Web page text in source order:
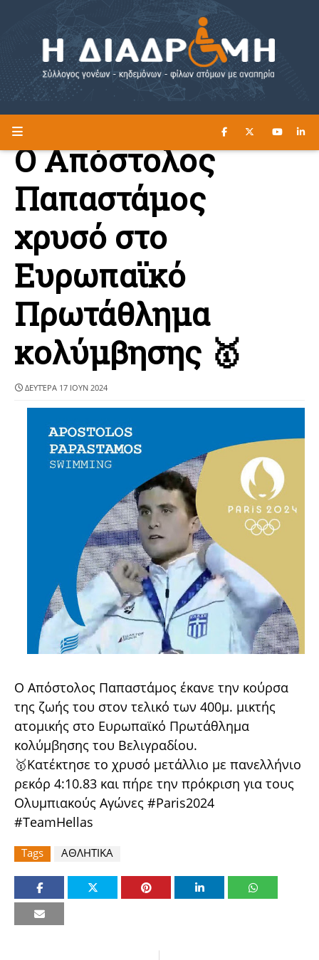
Η ΔΙΑΔΡΟΜΗ ΔΙΑΒΑΣΤΕ ΕΔΩ ►
Ο Απόστολος
Παπαστάμος
χρυσό στο
Ευρωπαϊκό
Πρωτάθλημα
κολύμβησης 🥇
ΔΕΥΤΈΡΑ 17 ΙΟΥΝ 2024
Ο Απόστολος Παπαστάμος έκανε την κούρσα
της ζωής του στον τελικό των 400μ. μικτής
ατομικής στο Ευρωπαϊκό Πρωτάθλημα
κολύμβησης του Βελιγραδίου.
🥇Κατέκτησε το χρυσό μετάλλιο με πανελλήνιο
ρεκόρ 4:10.83 και πήρε την πρόκριση για τους
Ολυμπιακούς Αγώνες #Paris2024
#ΤeamHellas
Tags ΑΘΛΗΤΙΚΑ